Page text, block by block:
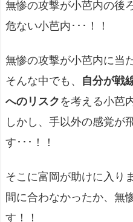
無惨の攻撃が小芭内の後
危ない小芭内･･･！！
無惨の攻撃が小芭内に当
そんな中でも、 自分が戦
へのリスクを考える小芭内
しかし、手以外の感覚が
す･･･！！
そこに富岡が助けに入り
間に合わなかったか、無
す！！